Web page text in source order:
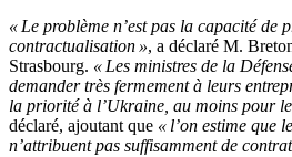
« Le problème n’est pas la capacité de
contractualisation », a déclaré M.
Strasbourg. « Les ministres de la
demander très fermement à leurs
la priorité à l’Ukraine, au moins pour
déclaré, ajoutant que « l’on estime que
n’attribuent pas suffisamment de